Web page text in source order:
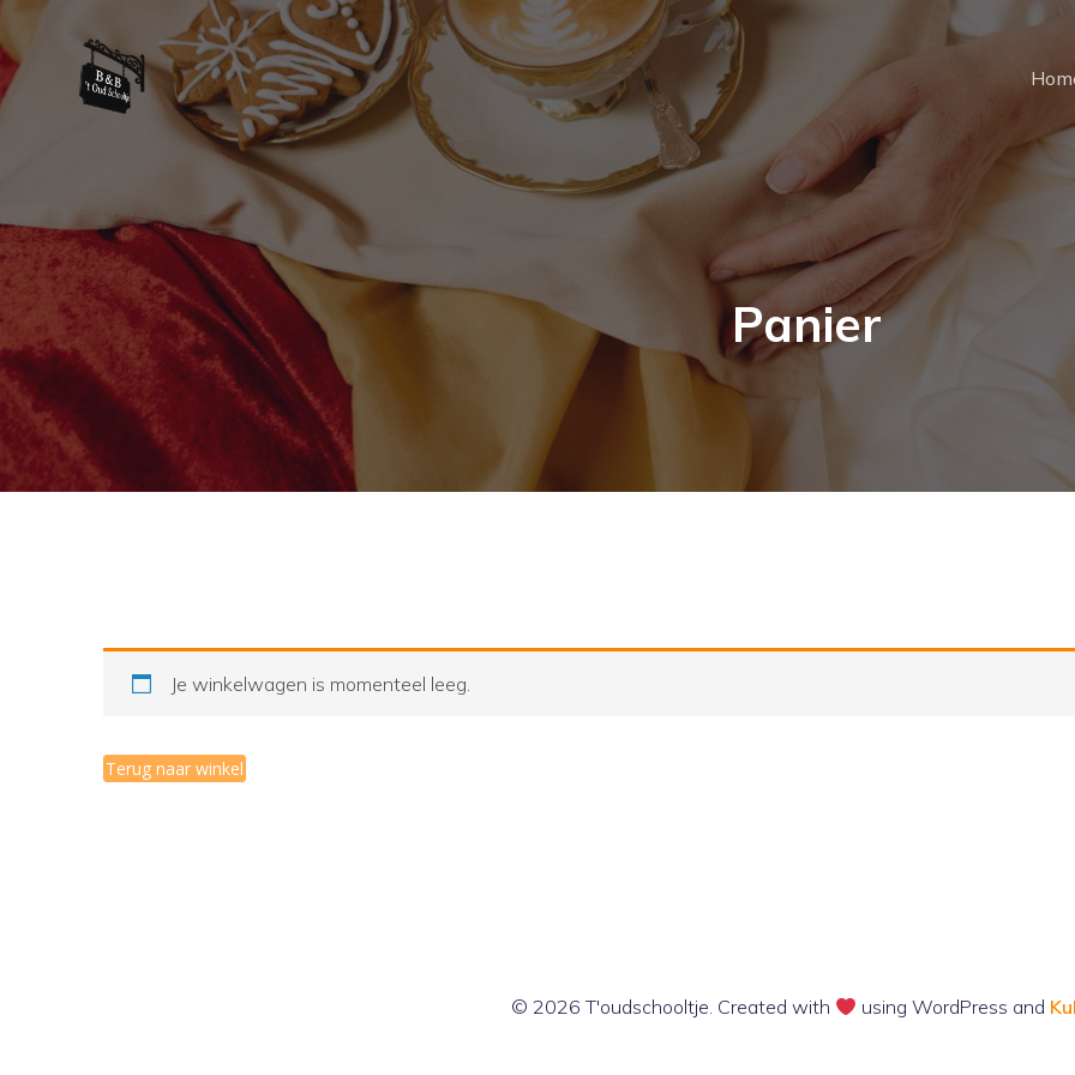
Panier
Je winkelwagen is momenteel leeg.
Terug naar winkel
© 2026 T'oudschooltje. Created with using WordPress and